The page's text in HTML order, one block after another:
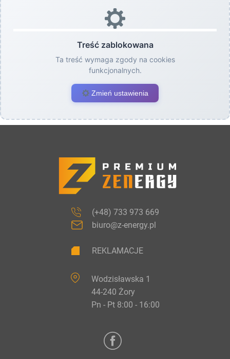
Treść zablokowana
Ta treść wymaga zgody na cookies
funkcjonalnych.
Zmień ustawienia
(+48) 733 973 669
biuro@z-energy.pl
REKLAMACJE
Wodzisławska 1
44-240 Żory
Pn - Pt 8:00 - 16:00